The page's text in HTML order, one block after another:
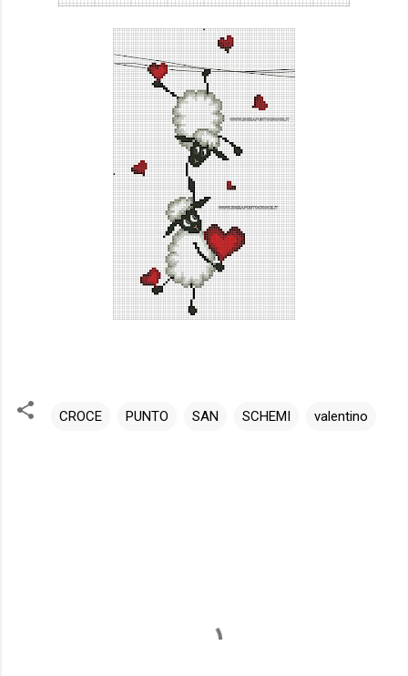
CROCE PUNTO SAN SCHEMI valentino